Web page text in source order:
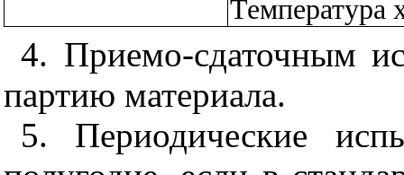
Температура
4. Приемо-сдаточным
партию материала.
5. Периодические